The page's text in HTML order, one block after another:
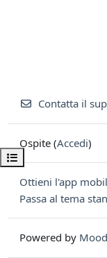
Apri indice del corso
Contatta il
Ospite (Accedi)
Ottieni l'app
Passa al tema
Powered by